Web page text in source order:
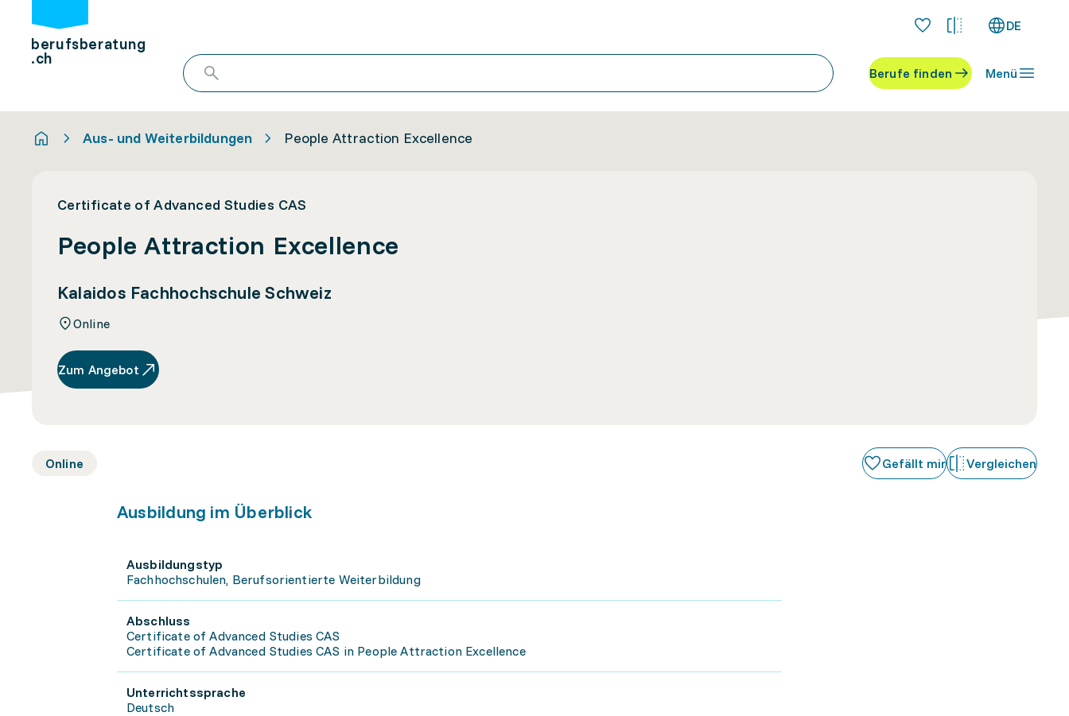
berufsberatung
.ch
DE
Berufe finden Menü
Aus- und Weiterbildungen People Attraction Excellence
Certificate of Advanced Studies CAS
People Attraction Excellence
Kalaidos Fachhochschule Schweiz
Online
Zum Angebot
Online Gefällt mir Vergleichen
Ausbildung im Überblick
Ausbildungstyp
Fachhochschulen, Berufsorientierte Weiterbildung
Abschluss
Certificate of Advanced Studies CAS
Certificate of Advanced Studies CAS in People Attraction Excellence
Unterrichtssprache
Deutsch